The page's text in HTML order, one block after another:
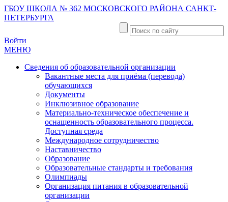
ГБОУ ШКОЛА № 362 МОСКОВСКОГО РАЙОНА САНКТ-
ПЕТЕРБУРГА
Войти
МЕНЮ
Сведения об образовательной организации
Вакантные места для приёма (перевода)
обучающихся
Документы
Инклюзивное образование
Материально-техническое обеспечение и
оснащенность образовательного процесса.
Доступная среда
Международное сотрудничество
Наставничество
Образование
Образовательные стандарты и требования
Олимпиады
Организация питания в образовательной
организации